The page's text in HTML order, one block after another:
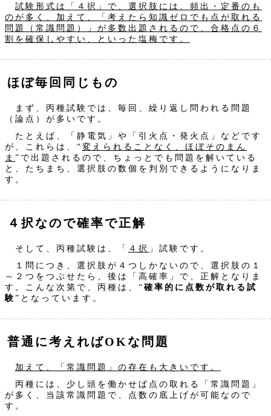
試験形式は「４択」で、選択肢には、頻出・定番のも
のが多く、加えて、「考えたら知識ゼロでも点が取れる
問題（常識問題）」が多数出題されるので、合格点の６
割を確保しやすい、といった塩梅です。
ほぼ毎回同じもの
まず、丙種試験では、毎回、繰り返し問われる問題
（論点）が多いです。
たとえば、「静電気」や「引火点・発火点」などです
が、これらは、“変えられることなく、ほぼそのまん
ま ”で出題されるので、ちょっとでも問題を解いている
と、たちまち、選択肢の数個を判別できるようになりま
す。
４択なので確率で正解
そして、丙種試験は、「 ４択 」試験です。
１問につき、選択肢が４つしかないので、選択肢の１
～２つをつぶせたら、後は「高確率」で、正解となりま
す。こんな次第で、丙種は、“確率的に点数が取れる試
験”となっています。
普通に考えればOKな問題
加えて、「常識問題」の存在も大きいです。
丙種には、少し頭を働かせば点の取れる「常識問題」
が多く、当該常識問題で、点数の底上げが可能なので
す。